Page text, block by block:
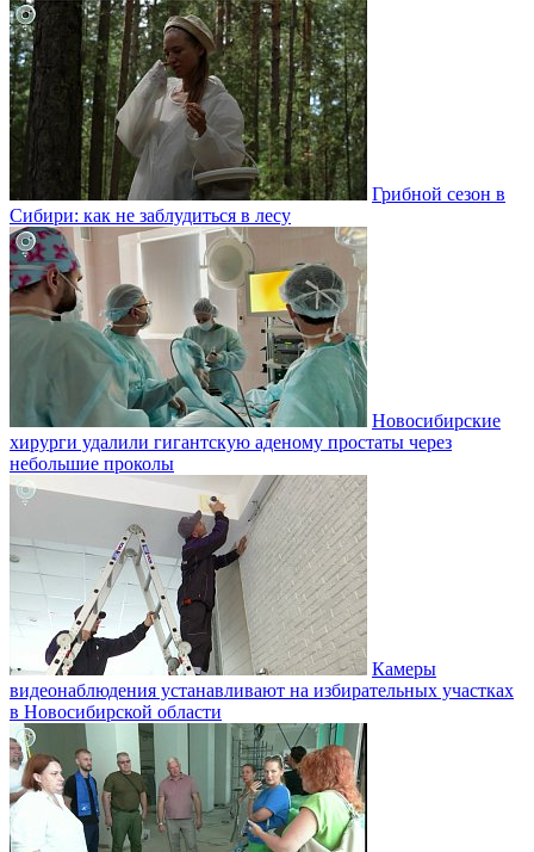
Грибной сезон в
Сибири: как не заблудиться в лесу
Новосибирские
хирурги удалили гигантскую аденому простаты через
небольшие проколы
Камеры
видеонаблюдения устанавливают на избирательных участках
в Новосибирской области